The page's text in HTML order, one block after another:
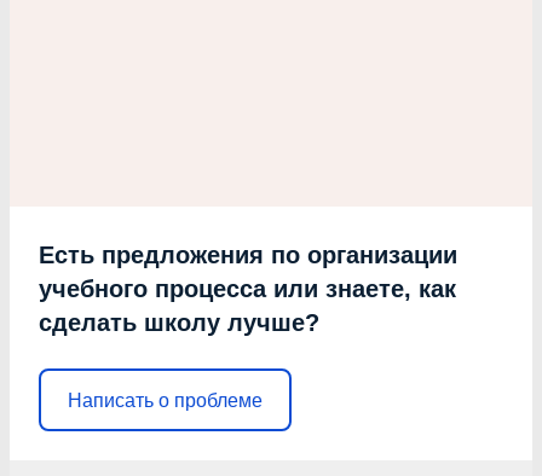
Есть предложения по организации
учебного процесса или знаете, как
сделать школу лучше?
Написать о проблеме